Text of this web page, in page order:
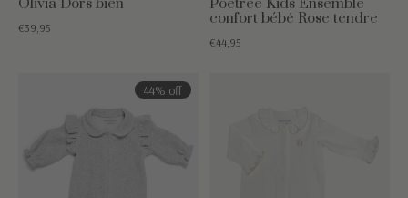
€39,95
confort bébé Rose tendre
€44,95
44% off